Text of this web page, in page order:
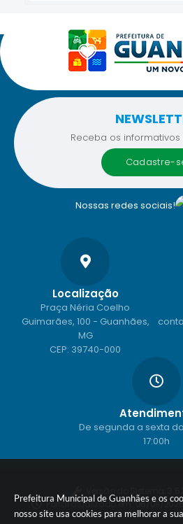
Prefeitura Municipal de Guanhães e os
nosso site usa cookies para melhorar a sua
Nossas redes sociais!
Receba os informativos
cadastre-
Localização
Praça Néria Coelho
Guimarães, 100 - Guanhães,
MG
CEP: 39740-000
De segunda a sexta
17:00h
Portal atualizado em:06/08/2026